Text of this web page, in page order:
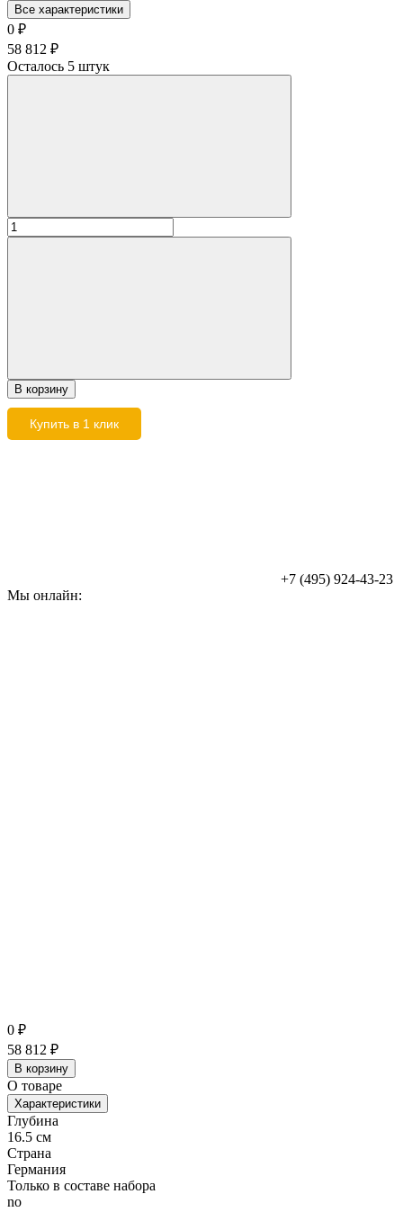
Все характеристики
0 ₽
58 812 ₽
Осталось 5 штук
В корзину
Купить в 1 клик
+7 (495) 924-43-23
Мы онлайн:
0 ₽
58 812 ₽
В корзину
О товаре
Характеристики
Глубина
16.5 см
Страна
Германия
Только в составе набора
no